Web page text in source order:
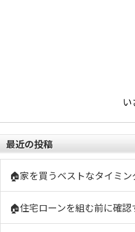
最近の投稿
🏠家を買うベストなタイミン
🏠住宅ローンを組む前に確認